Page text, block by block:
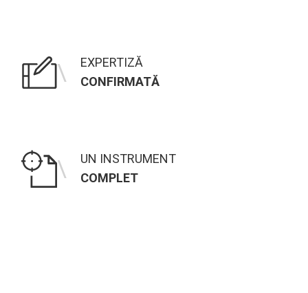
\
EXPERTIZĂ
CONFIRMATĂ
\
UN INSTRUMENT
COMPLET